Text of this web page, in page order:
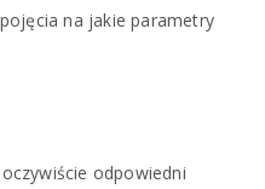
na jakie parametry
odpowiedni